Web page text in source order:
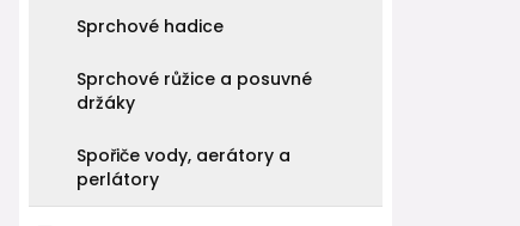
Sprchové hadice
Sprchové růžice a posuvné
držáky
Spořiče vody, aerátory a
perlátory